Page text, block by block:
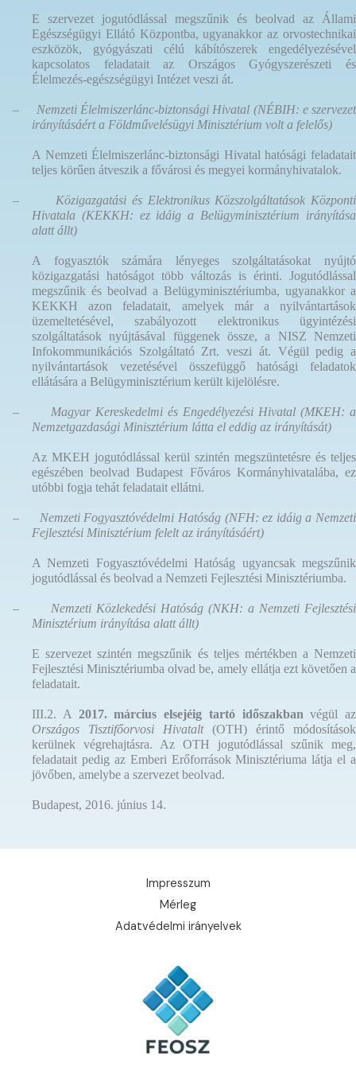
E szervezet jogutódlással megszűnik és beolvad az Állami
Egészségügyi Ellátó Központba, ugyanakkor az orvostechnikai
eszközök, gyógyászati célú kábítószerek engedélyezésével
kapcsolatos feladatait az Országos Gyógyszerészeti és
Élelmezés-egészségügyi Intézet veszi át.
–
Nemzeti Élelmiszerlánc-biztonsági Hivatal (NÉBIH: e szervezet
irányításáért a Földművelésügyi Minisztérium volt a felelős)
A Nemzeti Élelmiszerlánc-biztonsági Hivatal hatósági feladatait
teljes körűen átveszik a fővárosi és megyei kormányhivatalok.
–
Közigazgatási és Elektronikus Közszolgáltatások Központi
Hivatala (KEKKH: ez idáig a Belügyminisztérium irányítása
alatt állt)
A fogyasztók számára lényeges szolgáltatásokat nyújtó
közigazgatási hatóságot több változás is érinti. Jogutódlással
megszűnik és beolvad a Belügyminisztériumba, ugyanakkor a
KEKKH azon feladatait, amelyek már a nyilvántartások
üzemeltetésével, szabályozott elektronikus ügyintézési
szolgáltatások nyújtásával függenek össze, a NISZ Nemzeti
Infokommunikációs Szolgáltató Zrt. veszi át. Végül pedig a
nyilvántartások vezetésével összefüggő hatósági feladatok
ellátására a Belügyminisztérium került kijelölésre.
–
Magyar Kereskedelmi és Engedélyezési Hivatal (MKEH: a
Nemzetgazdasági Minisztérium látta el eddig az irányítását)
Az MKEH jogutódlással kerül szintén megszüntetésre és teljes
egészében beolvad Budapest Főváros Kormányhivatalába, ez
utóbbi fogja tehát feladatait ellátni.
–
Nemzeti Fogyasztóvédelmi Hatóság (NFH: ez idáig a Nemzeti
Fejlesztési Minisztérium felelt az irányításáért)
A Nemzeti Fogyasztóvédelmi Hatóság ugyancsak megszűnik
jogutódlással és beolvad a Nemzeti Fejlesztési Minisztériumba.
–
Nemzeti Közlekedési Hatóság (NKH: a Nemzeti Fejlesztési
Minisztérium irányítása alatt állt)
E szervezet szintén megszűnik és teljes mértékben a Nemzeti
Fejlesztési Minisztériumba olvad be, amely ellátja ezt követően a
feladatait.
III.2. A 2017. március elsejéig tartó időszakban végül az
Országos Tisztifőorvosi Hivatalt(OTH) érintő módosítások
kerülnek végrehajtásra. Az OTH jogutódlással szűnik meg,
feladatait pedig az Emberi Erőforrások Minisztériuma látja el a
jövőben, amelybe a szervezet beolvad.
Budapest, 2016. június 14.
Impresszum
Mérleg
Adatvédelmi irányelvek